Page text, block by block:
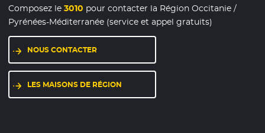
Composez le3010 pour contacter la Région Occitanie /
Pyrénées-Méditerranée (service et appel gratuits)
NOUS CONTACTER
LES MAISONS DE RÉGION